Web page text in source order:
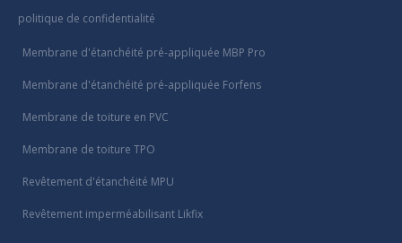
politique de confidentialité
Membrane d'étanchéité pré-appliquée MBP Pro
Membrane d'étanchéité pré-appliquée Forfens
Membrane de toiture en PVC
Membrane de toiture TPO
Revêtement d'étanchéité MPU
Revêtement imperméabilisant Likfix